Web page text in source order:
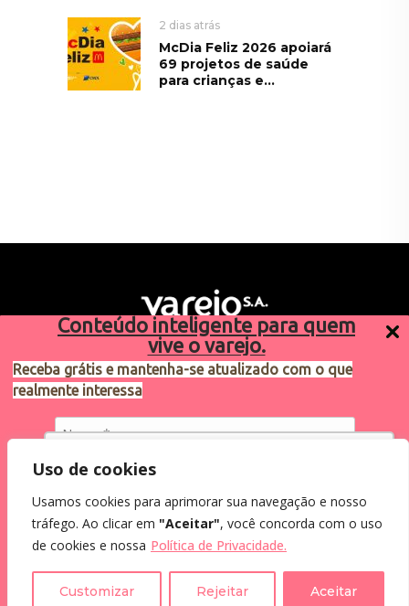
Conteúdo inteligente para quem
vive o varejo.
Receba grátis e mantenha-se atualizado com o que
realmente interessa
Eu concordo em receber comunicações.
Ao informar meus dados, eu concordo com a
Assine a Newsletter
Utilizamos cookies para oferecer melhor
como você interage em nosso site e
personalizar conteúdo.
Uso de cookies
Usamos cookies para aprimorar sua navegação e nosso
tráfego. Ao clicar em "Aceitar", você concorda com o uso
de cookies e nossa Política de Privacidade.
Customizar Rejeitar Aceitar
2 dias atrás
McDia Feliz 2026 apoiará
69 projetos de saúde
para crianças e...
Sugestões de pauta
varejosa@cndl.org.br
2024®. Todos os direitos reservados.